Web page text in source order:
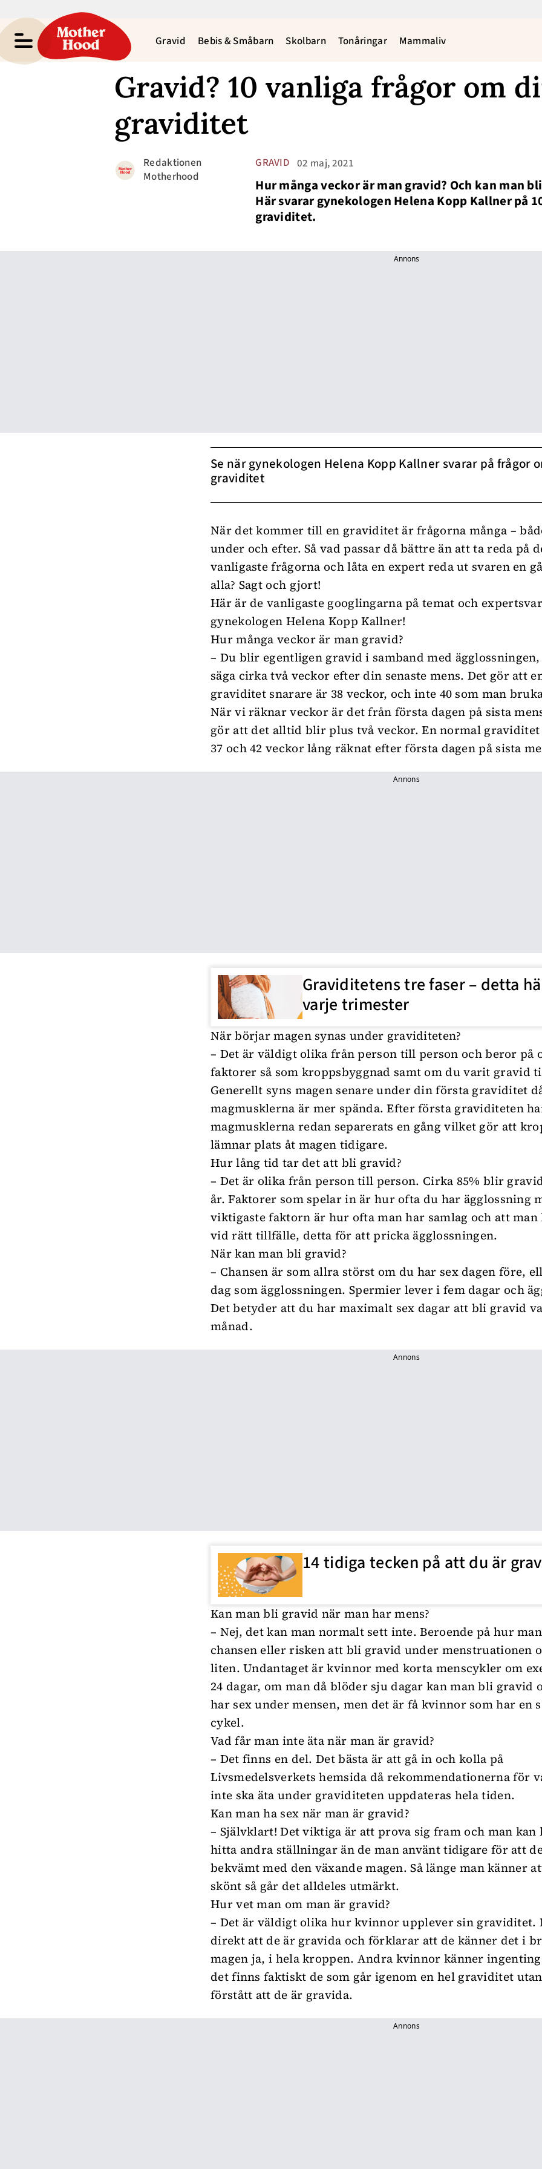
Gravid Bebis & Småbarn Skolbarn Tonåringar Mammaliv
Gravid? 10 vanliga frågor om
graviditet
GRAVID 02 maj, 2021
Redaktionen
Motherhood
Hur många veckor är man gravid? Och kan man
Här svarar gynekologen Helena Kopp Kallner på
graviditet.
Annons
Se när gynekologen Helena Kopp Kallner svarar på frågor
graviditet
När det kommer till en graviditetär frågorna många –
under och efter. Så vad passar då bättre än att ta reda på
vanligaste frågorna och låta en expert reda ut svaren en
alla? Sagt och gjort!
Här är de vanligaste googlingarna på temat och
gynekologen Helena Kopp Kallner!
Hur många veckor är man gravid?
– Du blir egentligen gravid i samband med
säga cirka två veckor efter din senaste mens. Det gör att
graviditet snarare är 38 veckor, och inte 40 som man
När vi räknar veckor är det från första dagen på sista
gör att det alltid blir plus två veckor. En normal
37 och 42 veckor lång räknat efter första dagen på sista
Annons
Graviditetens tre faser – detta
varje trimester
När börjar magen synas under graviditeten?
– Det är väldigt olika från person till person och beror på
faktorer så som kroppsbyggnad samt om du varit gravid
Generellt syns magen senare under din första graviditet
magmusklerna är mer spända. Efter första graviditeten
magmusklerna redan separerats en gång vilket gör att
lämnar plats åt magen tidigare.
Hur lång tid tar det att bli gravid?
– Det är olika från person till person. Cirka 85% blir
år. Faktorer som spelar in är hur ofta du har ägglossning
viktigaste faktorn är hur ofta man har samlag och att man
vid rätt tillfälle, detta för att pricka ägglossningen.
När kan man bli gravid?
– Chansen är som allra störst om du har sex dagen före,
dag som ägglossningen. Spermier lever i fem dagar och
Det betyder att du har maximalt sex dagar att bli gravid
månad.
Annons
14 tidiga tecken på att du är
Kan man bli gravid när man har mens?
– Nej, det kan man normalt sett inte. Beroende på hur
chansen eller risken att bli gravid under menstruationen
liten. Undantaget är kvinnor med korta menscykler om
24 dagar, om man då blöder sju dagar kan man bli gravid
har sex under mensen, men det är få kvinnor som har en
cykel.
Vad får man inte äta när man är gravid?
– Det finns en del. Det bästa är att gå in och kolla på
Livsmedelsverkets hemsida då rekommendationerna för
inte ska äta under graviditeten uppdateras hela tiden.
Kan man ha sex när man är gravid?
– Självklart! Det viktiga är att prova sig fram och man kan
hitta andra ställningar än de man använt tidigare för att
bekvämt med den växande magen. Så länge man känner
skönt så går det alldeles utmärkt.
Hur vet man om man är gravid?
– Det är väldigt olika hur kvinnor upplever sin graviditet.
direkt att de är gravida och förklarar att de känner det i
magen ja, i hela kroppen. Andra kvinnor känner
det finns faktiskt de som går igenom en hel graviditet
förstått att de är gravida.
Annons